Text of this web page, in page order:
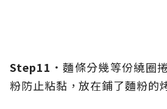
Step11．麵條分幾等份繞圈
粉防止粘黏，放在鋪了麵粉的